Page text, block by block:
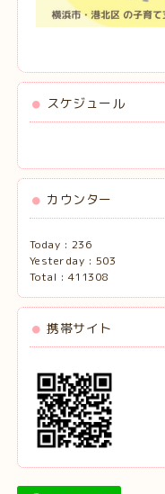
スケジュール
カウンター
Today : 236
Yesterday : 503
Total : 411308
携帯サイト